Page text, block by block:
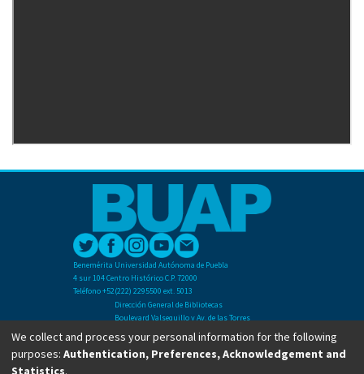
Benemérita Universidad Autónoma de Puebla
4 sur 104 Centro Histórico C.P. 72000
Teléfono +52(222) 2295500 ext. 5013
Dirección General de Bibliotecas
Boulevard Valsequillo y Av. de las Torres
Ciudad Universitaria. Col. San Manuel
C.P. 72570
Teléfono +52 (222) 2295500 Ext 2901
We collect and process your personal information for the following
purposes: Authentication, Preferences, Acknowledgement and
Statistics.